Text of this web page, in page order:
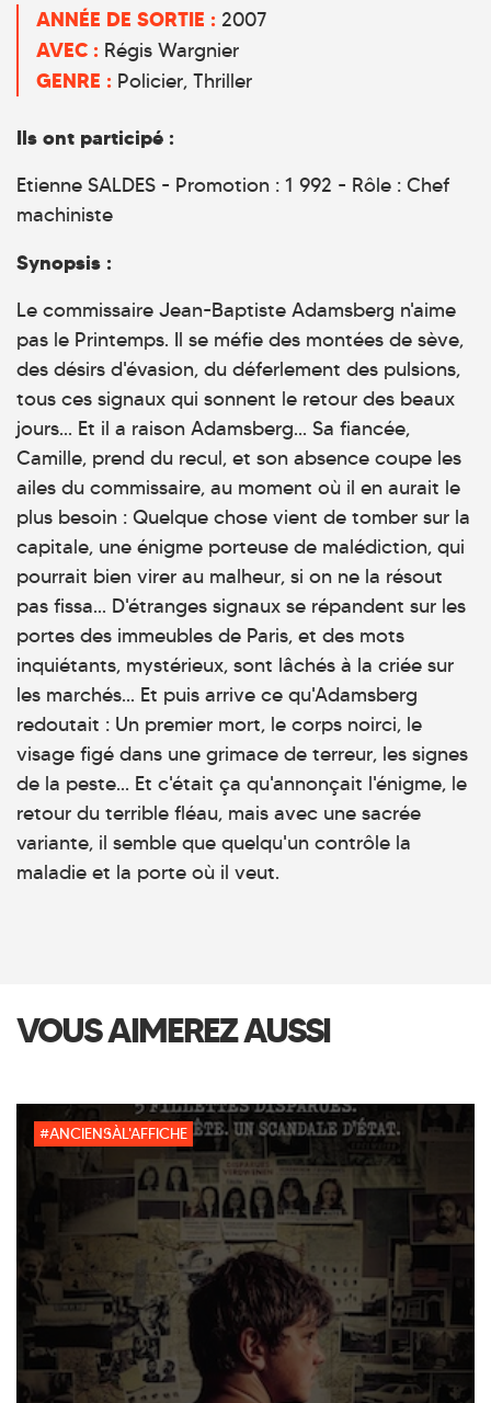
ANNÉE DE SORTIE : 2007
AVEC : Régis Wargnier
GENRE : Policier Thriller
Ils ont participé :
Etienne SALDES - Promotion : 1 992 - Rôle : Chef
machiniste
Synopsis :
Le commissaire Jean-Baptiste Adamsberg n'aime
pas le Printemps. Il se méfie des montées de sève,
des désirs d'évasion, du déferlement des pulsions,
tous ces signaux qui sonnent le retour des beaux
jours... Et il a raison Adamsberg... Sa fiancée,
Camille, prend du recul, et son absence coupe les
ailes du commissaire, au moment où il en aurait le
plus besoin : Quelque chose vient de tomber sur la
capitale, une énigme porteuse de malédiction, qui
pourrait bien virer au malheur, si on ne la résout
pas fissa... D'étranges signaux se répandent sur les
portes des immeubles de Paris, et des mots
inquiétants, mystérieux, sont lâchés à la criée sur
les marchés... Et puis arrive ce qu'Adamsberg
redoutait : Un premier mort, le corps noirci, le
visage figé dans une grimace de terreur, les signes
de la peste... Et c'était ça qu'annonçait l'énigme, le
retour du terrible fléau, mais avec une sacrée
variante, il semble que quelqu'un contrôle la
maladie et la porte où il veut.
VOUS AIMEREZ AUSSI
#ANCIENSÀL'AFFICHE